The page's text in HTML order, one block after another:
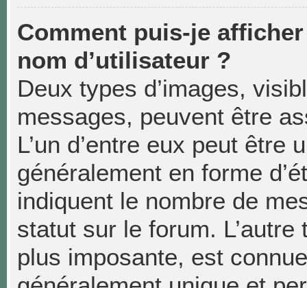
Comment puis-je
nom d’utilisateur ?
Deux types d’images,
messages, peuvent être
L’un d’entre eux peut
généralement en forme
indiquent le nombre de
statut sur le forum.
plus imposante, est